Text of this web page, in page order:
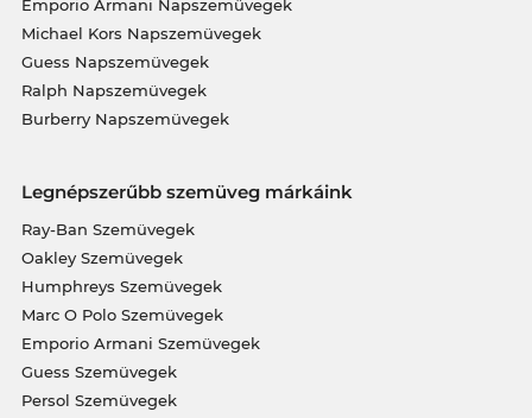
Emporio Armani Napszemüvegek
Michael Kors Napszemüvegek
Guess Napszemüvegek
Ralph Napszemüvegek
Burberry Napszemüvegek
Legnépszerűbb szemüveg márkáink
Ray-Ban Szemüvegek
Oakley Szemüvegek
Humphreys Szemüvegek
Marc O Polo Szemüvegek
Emporio Armani Szemüvegek
Guess Szemüvegek
Persol Szemüvegek